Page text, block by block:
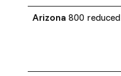
Arizona 800 reduced